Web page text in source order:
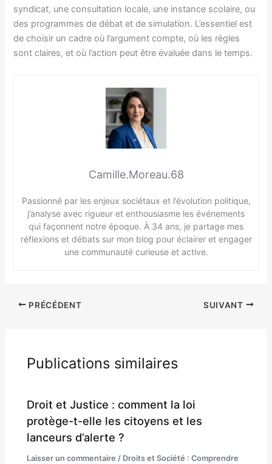
syndicat, une consultation locale, une instance scolaire, ou
des programmes de débat et de simulation. L’essentiel est
de choisir un cadre où l’argument compte, où les règles
sont claires, et où l’action peut être évaluée dans le temps.
Camille.Moreau.68
Passionné par les enjeux sociétaux et l’évolution politique,
j’analyse avec rigueur et enthousiasme les événements
qui façonnent notre époque. À 34 ans, je partage mes
réflexions et débats sur mon blog pour éclairer et engager
une communauté curieuse et active.
PRÉCÉDENT SUIVANT
Publications similaires
Droit et Justice : comment la loi
protège-t-elle les citoyens et les
lanceurs d’alerte ?
Laisser un commentaire / Droits et Société : Comprendre